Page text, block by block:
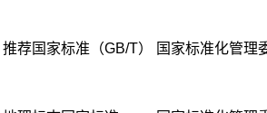
推荐国家标准（GB/T） 国家标准化管理